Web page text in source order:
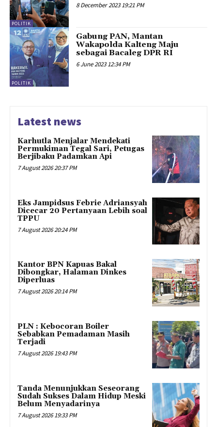
POLITIK
8 December 2023 19:21 PM
POLITIK
Gabung PAN, Mantan
Wakapolda Kalteng Maju
sebagai Bacaleg DPR RI
6 June 2023 12:34 PM
Latest news
Karhutla Menjalar Mendekati
Permukiman Tegal Sari, Petugas
Berjibaku Padamkan Api
7 August 2026 20:37 PM
Eks Jampidsus Febrie Adriansyah
Dicecar 20 Pertanyaan Lebih soal
TPPU
7 August 2026 20:24 PM
Kantor BPN Kapuas Bakal
Dibongkar, Halaman Dinkes
Diperluas
7 August 2026 20:14 PM
PLN : Kebocoran Boiler
Sebabkan Pemadaman Masih
Terjadi
7 August 2026 19:43 PM
Tanda Menunjukkan Seseorang
Sudah Sukses Dalam Hidup Meski
Belum Menyadarinya
7 August 2026 19:33 PM